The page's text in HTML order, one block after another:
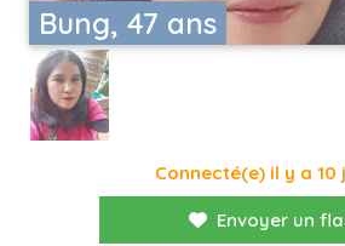
Bung, 47 ans
Connecté(e) il y a 10
Envoyer un